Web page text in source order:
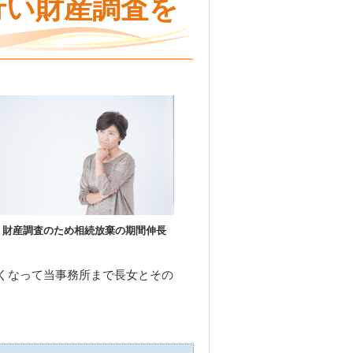
財産調査を
財産調査のため相続放棄の期間伸長
なって当事務所まで長女とその